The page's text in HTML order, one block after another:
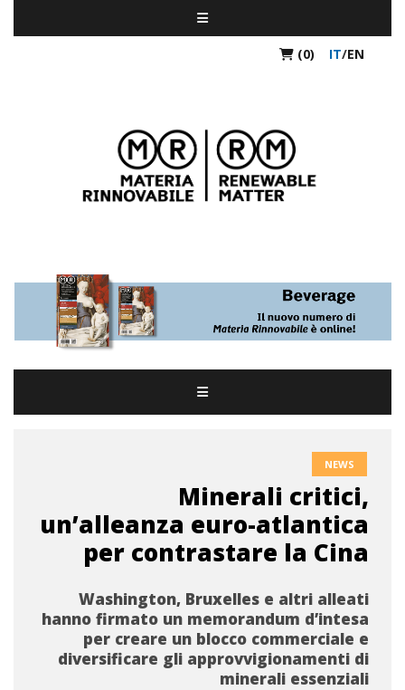
(0) IT/EN
NEWS
Minerali critici,
un’alleanza euro-atlantica
per contrastare la Cina
Washington, Bruxelles e altri alleati
hanno firmato un memorandum d’intesa
per creare un blocco commerciale e
diversificare gli approvvigionamenti di
minerali essenziali